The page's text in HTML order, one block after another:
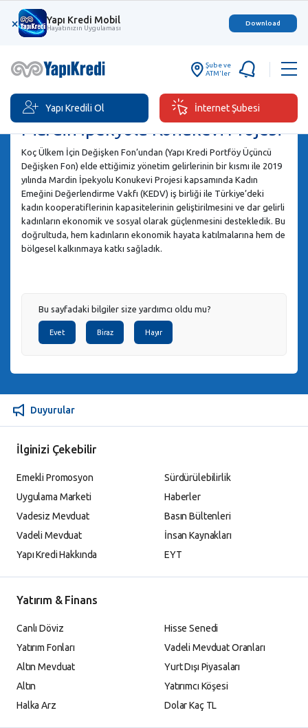
× Yapı Kredi Mobil
Hayatınızın Uygulaması
Download
Şube ve
ATM'ler
Yapı Kredili Ol İnternet Şubesi
Mardin İpekyolu Konukevi Projesi
Koç Ülkem İçin Değişken Fon’undan (Yapı Kredi Portföy Üçüncü
Değişken Fon) elde ettiğimiz yönetim gelirlerinin bir kısmı ile 2019
yılında Mardin İpekyolu Konukevi Projesi kapsamında Kadın
Emeğini Değerlendirme Vakfı (KEDV) iş birliği ile Türkiye’deki
kadın kooperatiflerinin kapasitelerinin geliştirilmesini ve dar gelirli
kadınların ekonomik ve sosyal olarak güçlenmesini destekledik. Bu
doğrultuda, hem kadınların ekonomik hayata katılmalarına hem de
bölgesel kalkınmaya katkı sağladık.
Bu sayfadaki bilgiler size yardımcı oldu mu?
Evet Biraz Hayır
Duyurular
İlginizi Çekebilir
Emekli Promosyon
Uygulama Marketi
Vadesiz Mevduat
Vadeli Mevduat
Yapı Kredi Hakkında
Sürdürülebilirlik
Haberler
Basın Bültenleri
İnsan Kaynakları
EYT
Yatırım & Finans
Canlı Döviz
Yatırım Fonları
Altın Mevduat
Altın
Halka Arz
Hisse Senedi
Vadeli Mevduat Oranları
Yurt Dışı Piyasaları
Yatırımcı Köşesi
Dolar Kaç TL